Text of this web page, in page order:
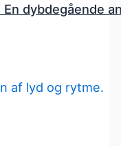
dybdegående